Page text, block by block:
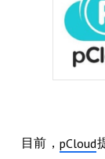
目前，pCloud